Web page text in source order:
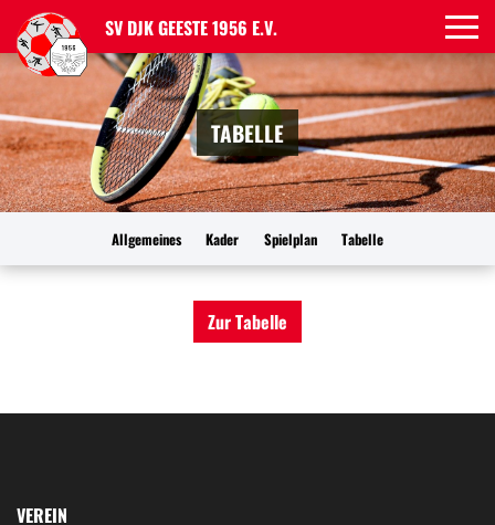
SV DJK GEESTE 1956 E.V.
TABELLE
Allgemeines Kader Spielplan Tabelle
Zur Tabelle
VEREIN